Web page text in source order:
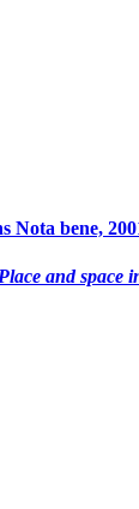
Nota bene,
and space